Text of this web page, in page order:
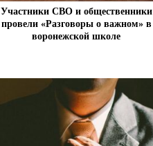
Участники СВО и общественники
провели «Разговоры о важном» в
воронежской школе